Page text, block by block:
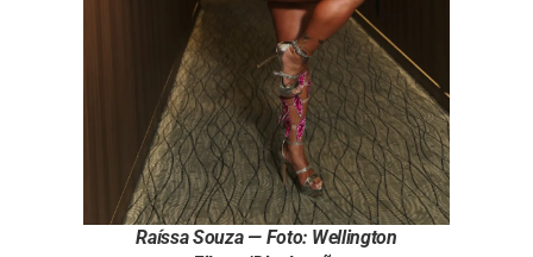
Raíssa Souza — Foto: Wellington